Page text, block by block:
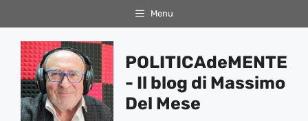
al
contenuto
Menu
POLITICAdeMENTE
- Il blog di Massimo
Del Mese